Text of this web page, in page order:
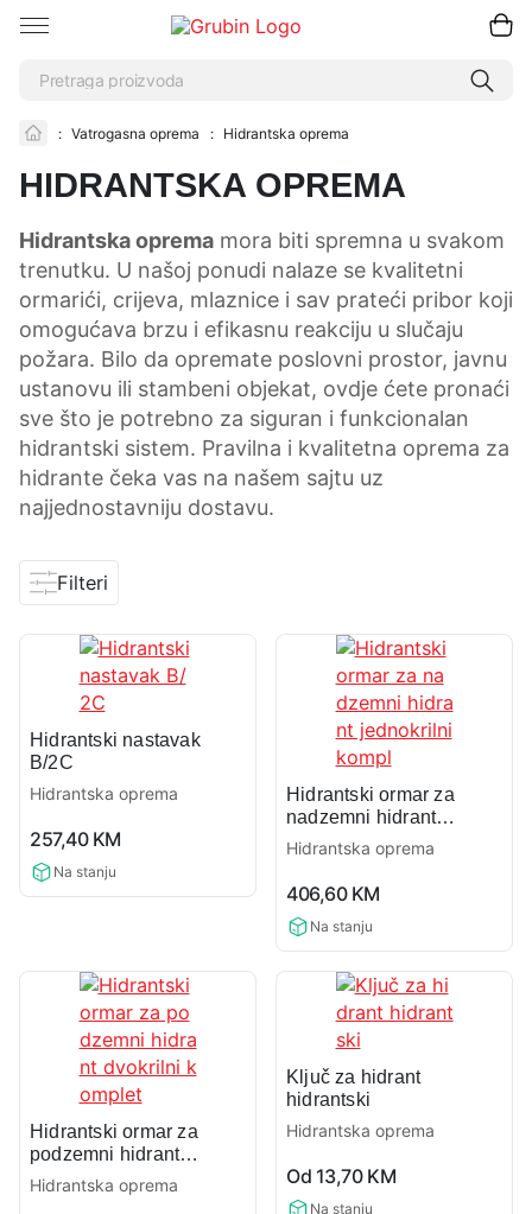
: Vatrogasna oprema : Hidrantska oprema
HIDRANTSKA OPREMA
Hidrantska oprema mora biti spremna u svakom
trenutku. U našoj ponudi nalaze se kvalitetni
ormarići, crijeva, mlaznice i sav prateći pribor koji
omogućava brzu i efikasnu reakciju u slučaju
požara. Bilo da opremate poslovni prostor, javnu
ustanovu ili stambeni objekat, ovdje ćete pronaći
sve što je potrebno za siguran i funkcionalan
hidrantski sistem. Pravilna i kvalitetna oprema za
hidrante čeka vas na našem sajtu uz
najjednostavniju dostavu.
Filteri
Hidrantski nastavak
B/2C
Hidrantska oprema
rating
257,40 KM
Na stanju
Hidrantski ormar za
nadzemni hidrant
jednokrilni kompl
Hidrantska oprema
rating
406,60 KM
Na stanju
Hidrantski ormar za
podzemni hidrant
dvokrilni komplet
Hidrantska oprema
Ključ za hidrant
hidrantski
Hidrantska oprema
rating
Od 13,70 KM
Na stanju